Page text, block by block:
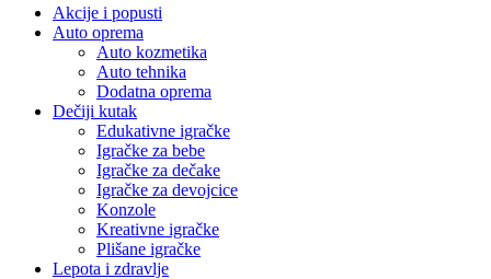
Akcije i popusti
Auto oprema
Auto kozmetika
Auto tehnika
Dodatna oprema
Dečiji kutak
Edukativne igračke
Igračke za bebe
Igračke za dečake
Igračke za devojcice
Konzole
Kreativne igračke
Plišane igračke
Lepota i zdravlje